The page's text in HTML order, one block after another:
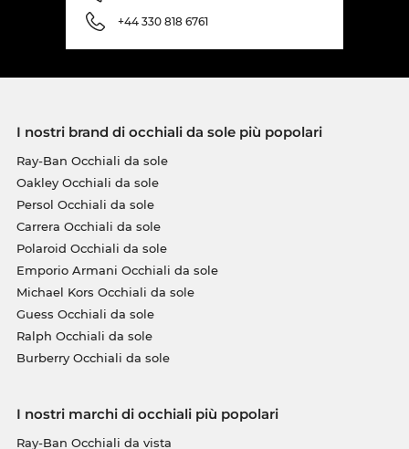
+44 330 818 6761
I nostri brand di occhiali da sole più popolari
Ray-Ban Occhiali da sole
Oakley Occhiali da sole
Persol Occhiali da sole
Carrera Occhiali da sole
Polaroid Occhiali da sole
Emporio Armani Occhiali da sole
Michael Kors Occhiali da sole
Guess Occhiali da sole
Ralph Occhiali da sole
Burberry Occhiali da sole
I nostri marchi di occhiali più popolari
Ray-Ban Occhiali da vista